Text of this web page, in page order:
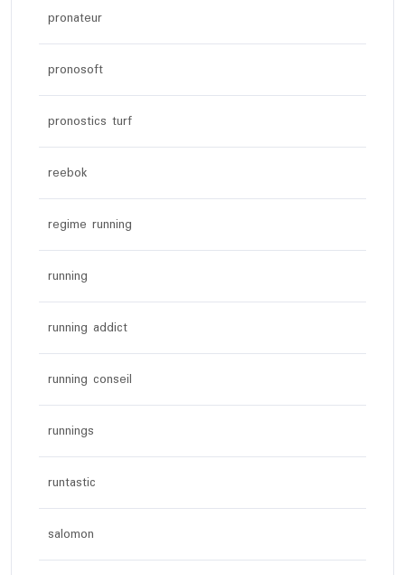
pronateur
pronosoft
pronostics turf
reebok
regime running
running
running addict
running conseil
runnings
runtastic
salomon